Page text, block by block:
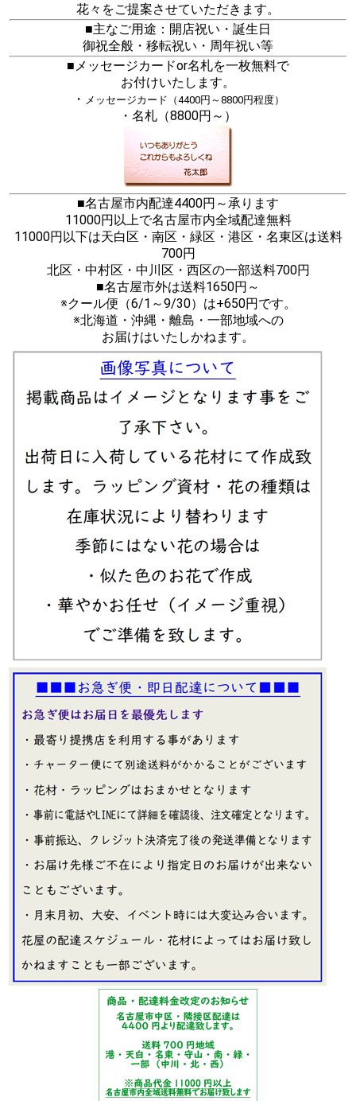
花々をご提案させていただきます。
■主なご用途：開店祝い・誕生日
御祝全般・移転祝い・周年祝い等
■メッセージカードor名札を一枚無料で
お付けいたします。
・ メッセージカード（4400円～8800円程度）
・名札（8800円～）
■名古屋市内配達4400円～承ります
11000円以上で名古屋市内全域配達無料
11000円以下は天白区・南区・緑区・港区・名東区は送料
700円
北区・中村区・中川区・西区の一部送料700円
■名古屋市外は送料1650円～
※クール便（6/1～9/30）は+650円です。
※北海道・沖縄・離島・一部地域への
お届けはいたしかねます。